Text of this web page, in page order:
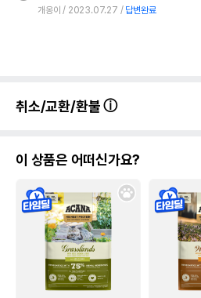
개옹이 2023.07.27 답변완료
취소/교환/환불
이 상품은 어떠신가요?